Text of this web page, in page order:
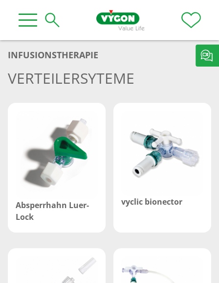
INFUSIONSTHERAPIE
VERTEILERSYTEME
Absperrhahn Luer-
Lock
vyclic bionector